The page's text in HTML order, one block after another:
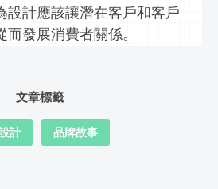
設計應該讓潛在客戶和客戶
發展消費者關係。
文章標籤
計 品牌故事